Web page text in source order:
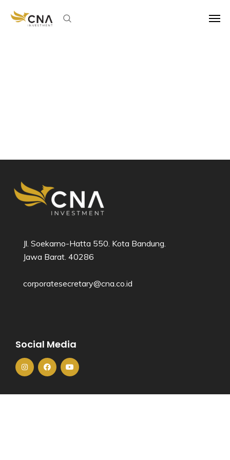
Jl. Soekarno-Hatta 550. Kota Bandung.
Jawa Barat. 40286​
corporatesecretary@cna.co.id
Social Media